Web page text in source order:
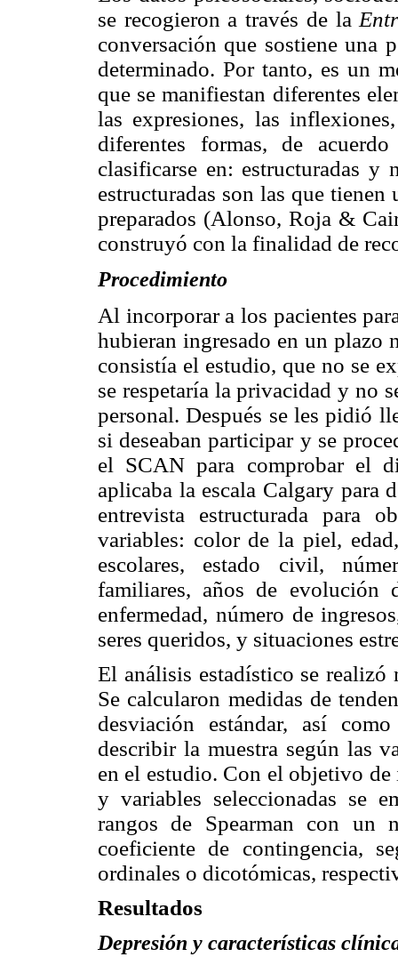
se recogieron a través de la
conversación que sostiene una
determinado. Por tanto, es un
que se manifiestan diferentes
las expresiones, las
diferentes formas, de
clasificarse en: estructuradas y
estructuradas son las que
preparados (Alonso, Roja &
construyó con la finalidad de
Procedimiento
Al incorporar a los pacientes
hubieran ingresado en un plazo
consistía el estudio, que no se
se respetaría la privacidad y no
personal. Después se les pidió
si deseaban participar y se
el SCAN para comprobar el
aplicaba la escala Calgary para
entrevista estructurada para
variables: color de la piel,
escolares, estado civil,
familiares, años de evolución
enfermedad, número de
seres queridos, y situaciones
El análisis estadístico se realizó
Se calcularon medidas de
desviación estándar, así
describir la muestra según las
en el estudio. Con el objetivo
y variables seleccionadas se
rangos de Spearman con
coeficiente de contingencia,
ordinales o dicotómicas,
Resultados
Depresión y características